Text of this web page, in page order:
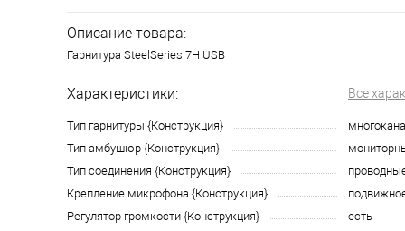
Описание товара:
Гарнитура SteelSeries 7H USB
Характеристики: Все
Тип гарнитуры {Конструкция}
Тип амбушюр {Конструкция}
Тип соединения {Конструкция}
Крепление микрофона {Конструкция}
Регулятор громкости {Конструкция}
есть